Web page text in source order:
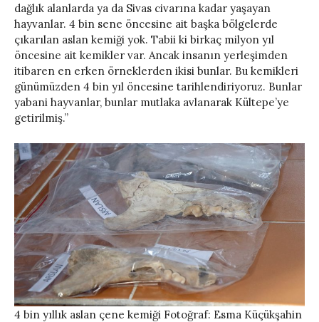
dağlık alanlarda ya da Sivas civarına kadar yaşayan
hayvanlar. 4 bin sene öncesine ait başka bölgelerde
çıkarılan aslan kemiği yok. Tabii ki birkaç milyon yıl
öncesine ait kemikler var. Ancak insanın yerleşimden
itibaren en erken örneklerden ikisi bunlar. Bu kemikleri
günümüzden 4 bin yıl öncesine tarihlendiriyoruz. Bunlar
yabani hayvanlar, bunlar mutlaka avlanarak Kültepe’ye
getirilmiş.”
4 bin yıllık aslan çene kemiği Fotoğraf: Esma Küçükşahin